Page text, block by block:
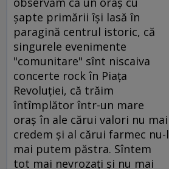
şapte primării îşi lasă în
paragină centrul istoric, că
singurele evenimente
"comunitare" sînt niscaiva
concerte rock în Piaţa
Revoluţiei, că trăim
întîmplător într-un mare
oraş în ale cărui valori nu mai
credem şi al cărui farmec nu-l
mai putem păstra. Sîntem
tot mai nevrozaţi şi nu mai